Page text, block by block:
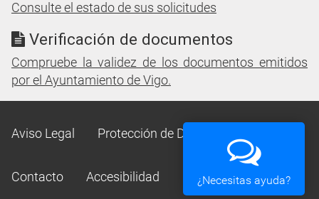
Consulte el estado de sus solicitudes
Verificación de documentos
Compruebe la validez de los documentos emitidos
por el Ayuntamiento de Vigo.
Aviso Legal Protección de Datos
Contacto Accesibilidad ¿Necesitas ayuda?